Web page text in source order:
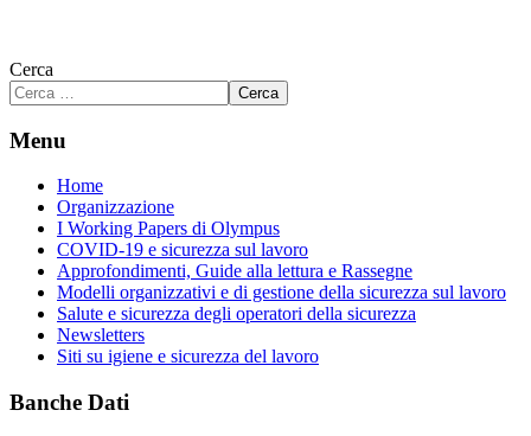
Cerca
Cerca
Menu
Home
Organizzazione
I Working Papers di Olympus
COVID-19 e sicurezza sul lavoro
Approfondimenti, Guide alla lettura e Rassegne
Modelli organizzativi e di gestione della sicurezza sul lavoro
Salute e sicurezza degli operatori della sicurezza
Newsletters
Siti su igiene e sicurezza del lavoro
Banche Dati